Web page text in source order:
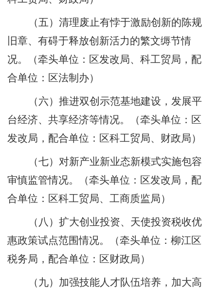
（五）清理废止有悖于激励创新的陈规
旧章、有碍于释放创新活力的繁文缛节情
况。
（牵头单位：区发改局、科工贸局，配
合单位：区法制办）
（六）推进双创示范基地建设，发展平
台经济、共享经济等情况。
（牵头单位：区
发改局，配合单位：区科工贸局、财政局）
（七）对新产业新业态新模式实施包容
审慎监管情况。
（牵头单位：区发改局，配
合单位：区科工贸局、工商质监局）
（八）扩大创业投资、天使投资税收优
惠政策试点范围情况。
（牵头单位：柳江区
税务局，配合单位：区财政局）
（九）加强技能人才队伍培养，加大高